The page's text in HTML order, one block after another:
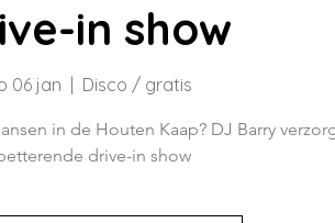
in show
06 jan Disco / gratis
in de Houten Kaap? DJ Barry
drive-in show